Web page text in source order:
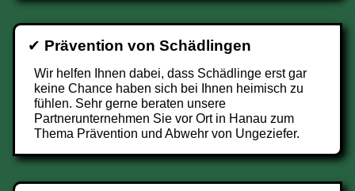
✔ Prävention von Schädlingen
Wir helfen Ihnen dabei, dass Schädlinge erst gar
keine Chance haben sich bei Ihnen heimisch zu
fühlen. Sehr gerne beraten unsere
Partnerunternehmen Sie vor Ort in Hanau zum
Thema Prävention und Abwehr von Ungeziefer.